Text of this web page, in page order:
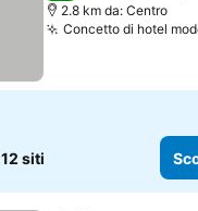
2.8 km da: Centro
Concetto di hotel
12 siti